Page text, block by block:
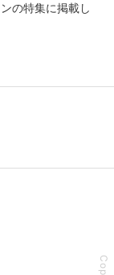
の特集に掲載し